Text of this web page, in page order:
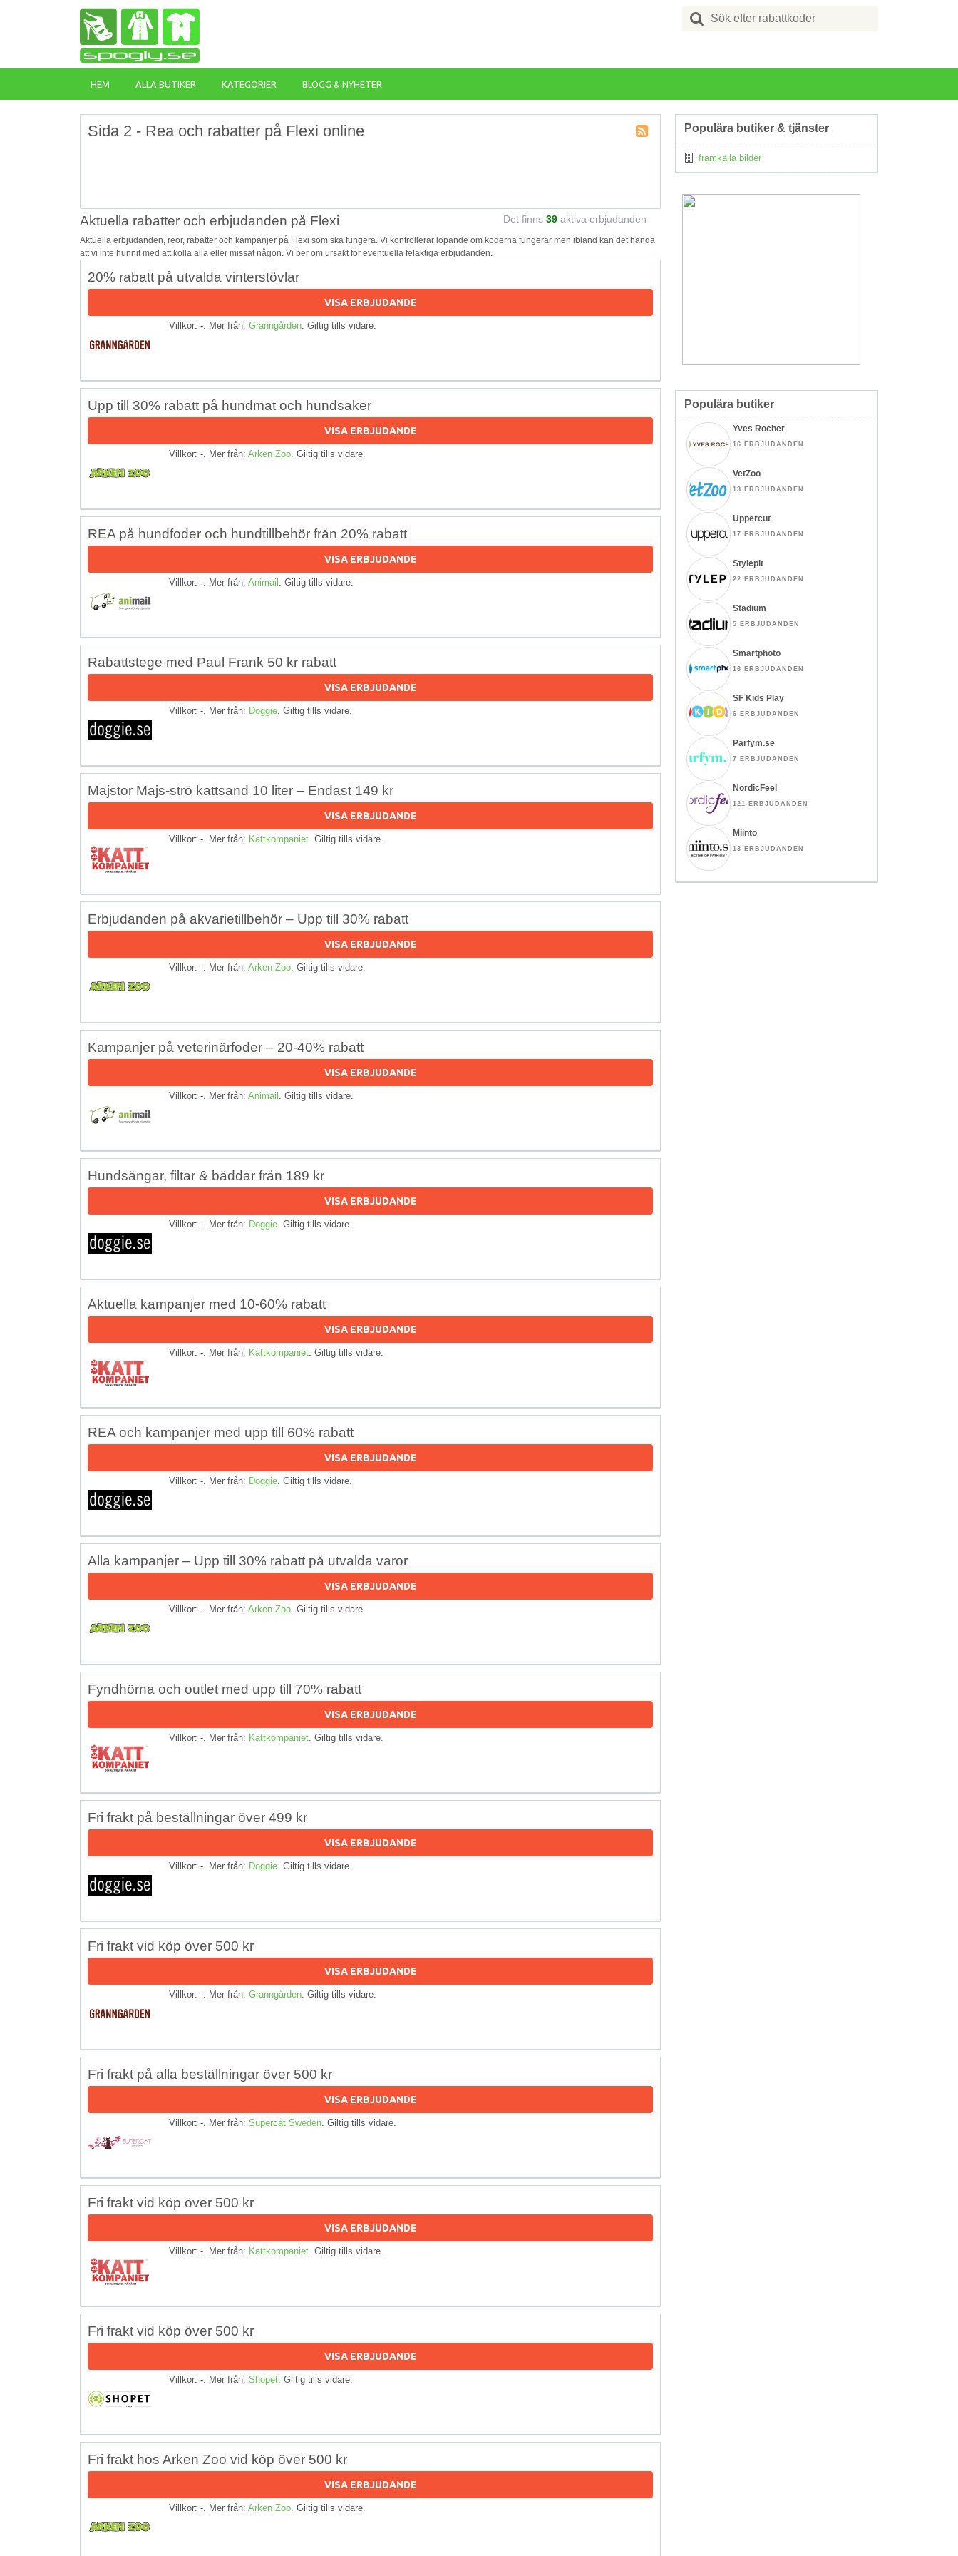
Search
for:
HEM ALLA BUTIKER KATEGORIER BLOGG & NYHETER
Sida 2 - Rea och rabatter på Flexi online
Aktuella rabatter och erbjudanden på Flexi Det finns 39 aktiva erbjudanden
Aktuella erbjudanden, reor, rabatter och kampanjer på Flexi som ska fungera. Vi kontrollerar löpande om koderna fungerar men ibland kan det hända
att vi inte hunnit med att kolla alla eller missat någon. Vi ber om ursäkt för eventuella felaktiga erbjudanden.
20% rabatt på utvalda vinterstövlar
VISA ERBJUDANDE
Villkor: -. Mer från: Granngården . Giltig tills vidare.
Upp till 30% rabatt på hundmat och hundsaker
VISA ERBJUDANDE
Villkor: -. Mer från: Arken Zoo . Giltig tills vidare.
REA på hundfoder och hundtillbehör från 20% rabatt
VISA ERBJUDANDE
Villkor: -. Mer från: Animail . Giltig tills vidare.
Rabattstege med Paul Frank 50 kr rabatt
VISA ERBJUDANDE
Villkor: -. Mer från: Doggie . Giltig tills vidare.
Majstor Majs-strö kattsand 10 liter – Endast 149 kr
VISA ERBJUDANDE
Villkor: -. Mer från: Kattkompaniet . Giltig tills vidare.
Erbjudanden på akvarietillbehör – Upp till 30% rabatt
VISA ERBJUDANDE
Villkor: -. Mer från: Arken Zoo . Giltig tills vidare.
Kampanjer på veterinärfoder – 20-40% rabatt
VISA ERBJUDANDE
Villkor: -. Mer från: Animail . Giltig tills vidare.
Hundsängar, filtar & bäddar från 189 kr
VISA ERBJUDANDE
Villkor: -. Mer från: Doggie . Giltig tills vidare.
Aktuella kampanjer med 10-60% rabatt
VISA ERBJUDANDE
Villkor: -. Mer från: Kattkompaniet . Giltig tills vidare.
REA och kampanjer med upp till 60% rabatt
VISA ERBJUDANDE
Villkor: -. Mer från: Doggie . Giltig tills vidare.
Alla kampanjer – Upp till 30% rabatt på utvalda varor
VISA ERBJUDANDE
Villkor: -. Mer från: Arken Zoo . Giltig tills vidare.
Fyndhörna och outlet med upp till 70% rabatt
VISA ERBJUDANDE
Villkor: -. Mer från: Kattkompaniet . Giltig tills vidare.
Fri frakt på beställningar över 499 kr
VISA ERBJUDANDE
Villkor: -. Mer från: Doggie . Giltig tills vidare.
Fri frakt vid köp över 500 kr
VISA ERBJUDANDE
Villkor: -. Mer från: Granngården . Giltig tills vidare.
Fri frakt på alla beställningar över 500 kr
VISA ERBJUDANDE
Villkor: -. Mer från: Supercat Sweden . Giltig tills vidare.
Fri frakt vid köp över 500 kr
VISA ERBJUDANDE
Villkor: -. Mer från: Kattkompaniet . Giltig tills vidare.
Fri frakt vid köp över 500 kr
VISA ERBJUDANDE
Villkor: -. Mer från: Shopet . Giltig tills vidare.
Fri frakt hos Arken Zoo vid köp över 500 kr
VISA ERBJUDANDE
Villkor: -. Mer från: Arken Zoo . Giltig tills vidare.
Populära butiker & tjänster
framkalla bilder
Populära butiker
Yves Rocher
16 ERBJUDANDEN
VetZoo
13 ERBJUDANDEN
Uppercut
17 ERBJUDANDEN
Stylepit
22 ERBJUDANDEN
Stadium
5 ERBJUDANDEN
Smartphoto
16 ERBJUDANDEN
SF Kids Play
6 ERBJUDANDEN
Parfym.se
7 ERBJUDANDEN
NordicFeel
121 ERBJUDANDEN
Miinto
13 ERBJUDANDEN